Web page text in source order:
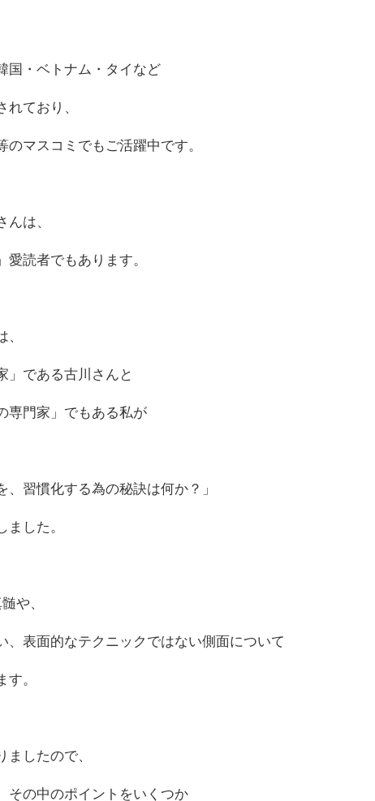
国・ベトナム・タイなど
れており、
のマスコミでもご活躍中です。
んは、
愛読者でもあります。
、
」である古川さんと
専門家」でもある私が
、習慣化する為の秘訣は何か？」
ました。
や、
、表面的なテクニックではない側面について
す。
ましたので、
その中のポイントをいくつか